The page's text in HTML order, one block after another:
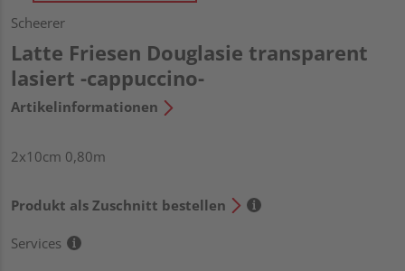
Scheerer
Latte Friesen Douglasie transparent
lasiert -cappuccino-
Artikelinformationen
2x10cm 0,80m
Produkt als Zuschnitt bestellen
Services